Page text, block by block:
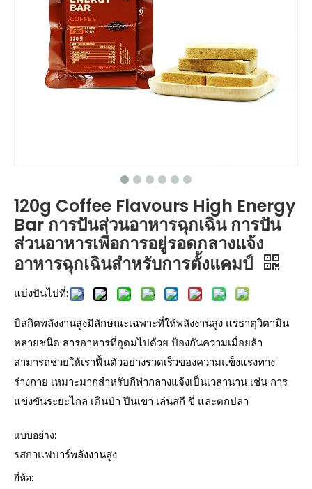
120g Coffee Flavours High Energy
Bar การปันส่วนอาหารฉุกเฉิน การปัน
ส่วนอาหารเพื่อการอยู่รอดกลางแจ้ง
อาหารฉุกเฉินสำหรับการตั้งแคมป์
แบ่งปันไปที่:
บิสกิตพลังงานสูงมีลักษณะเฉพาะที่ให้พลังงานสูง แร่ธาตุวิตามิน
หลายชนิด สารอาหารที่อุดมไปด้วย ป้องกันความเมื่อยล้า
สามารถช่วยให้เราฟื้นตัวอย่างรวดเร็วของความแข็งแรงทาง
ร่างกาย เหมาะมากสำหรับกีฬากลางแจ้งเป็นเวลานาน เช่น การ
แข่งขันระยะไกล เดินป่า ปีนเขา เล่นสกี ขี่ และตกปลา
แบบอย่าง:
รสกาแฟบาร์พลังงานสูง
ยี่ห้อ: